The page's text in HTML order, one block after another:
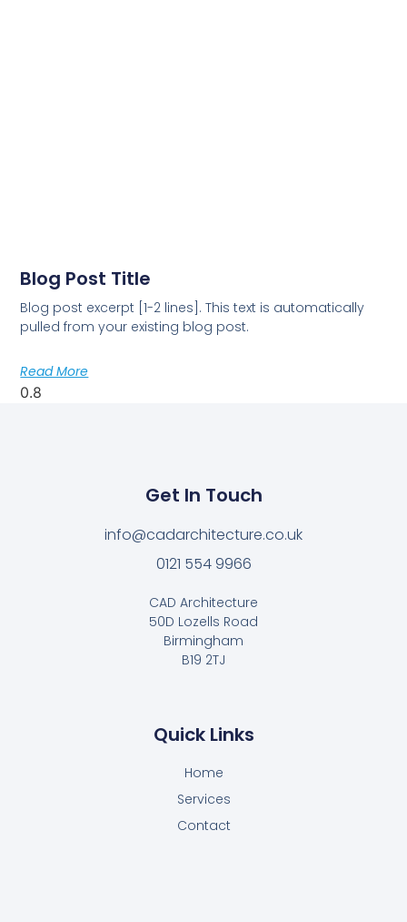
Blog Post Title
Blog post excerpt [1-2 lines]. This text is automatically
pulled from your existing blog post.
Read More
Quick Links
Home
Services
Contact
Get In Touch
info@cadarchitecture.co.uk
0121 554 9966
CAD Architecture
50D Lozells Road
Birmingham
B19 2TJ